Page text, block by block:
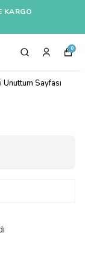
KARGO
0
Unuttum Sayfası